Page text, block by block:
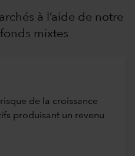
à l’aide de notre
mixtes
de la croissance
produisant un revenu